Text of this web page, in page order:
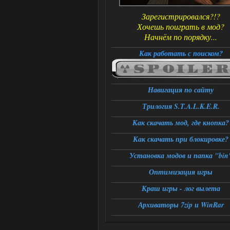
Зарегистрировался?!?
Хочешь поиграть в мод?
Начнём по порядку...
Как работать с поиском?
Навигация по сайту
Трилогия S.T.A.L.K.E.R.
Как скачать мод, где кнопка?
Как скачать при блокировке?
Установка модов и папка
Оптимизация игры
Краш игры - лог вылета
Архиваторы 7zip и WinRar